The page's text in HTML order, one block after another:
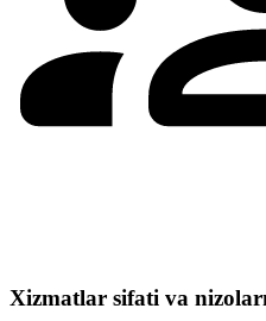
Xizmatlar sifati va